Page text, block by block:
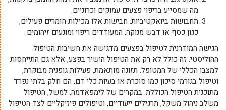
מה שמסייע בריפוי פצעים עמוקים וכרוניים.
תחבושות ביואקטיביות: חבישות אלו מכילות חומרים פעילים,
כגון כסף או דבש מנוקה, המעודדים ריפוי ומונעים זיהומים.
הגישה המודרנית לטיפול בפצעים מדגישה את חשיבות הטיפול
ההוליסטי. זה כולל לא רק את הטיפול הישיר בפצע, אלא גם התייחסות
למצבו הכללי של המטופל. תזונה מותאמת, פעילות גופנית מבוקרת,
וטיפול בגורמי סיכון כמו סוכרת או בעיות כלי דם, הם חלק בלתי נפרד
מתוכנית הטיפול הכוללת. במקרים של לימפאדמה, למשל, הטיפול
משלב ניהול משקל, תרגילים ייעודיים, וטיפולים פיזיקליים לצד הטיפול